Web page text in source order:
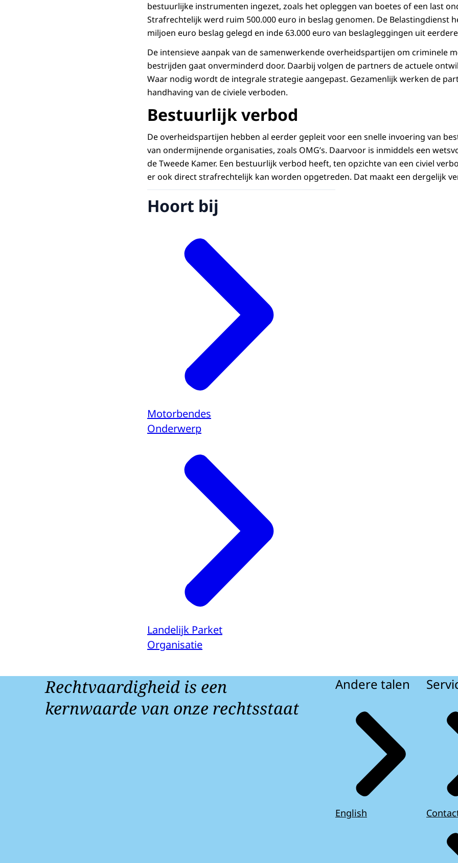
bestuurlijke instrumenten ingezet, zoals het opleggen van boetes of een last
Strafrechtelijk werd ruim 500.000 euro in beslag genomen. De Belastingdienst
miljoen euro beslag gelegd en inde 63.000 euro van beslagleggingen uit
De intensieve aanpak van de samenwerkende overheidspartijen om criminele
bestrijden gaat onverminderd door. Daarbij volgen de partners de actuele
Waar nodig wordt de integrale strategie aangepast. Gezamenlijk werken de
handhaving van de civiele verboden.
Bestuurlijk verbod
De overheidspartijen hebben al eerder gepleit voor een snelle invoering van
van ondermijnende organisaties, zoals OMG’s. Daarvoor is inmiddels een
de Tweede Kamer. Een bestuurlijk verbod heeft, ten opzichte van een civiel
er ook direct strafrechtelijk kan worden opgetreden. Dat maakt een dergelijk
Hoort bij
Motorbendes
Onderwerp
Landelijk Parket
Organisatie
Rechtvaardigheid is een
kernwaarde van onze rechtsstaat
Andere talen
English